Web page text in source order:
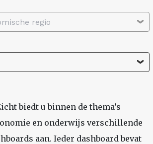
regio
biedt u binnen de thema’s
en onderwijs verschillende
aan. Ieder dashboard bevat